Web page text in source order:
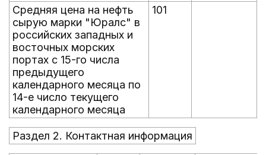
Средняя цена на нефть
сырую марки "Юралс" в
российских западных и
восточных морских
портах с 15-го числа
предыдущего
календарного месяца по
14-е число текущего
календарного месяца
101
Раздел 2. Контактная информация